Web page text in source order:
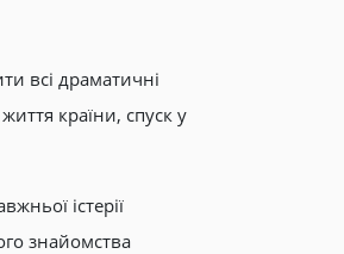
всі драматичні
життя країни, спуск у
істерії
знайомства